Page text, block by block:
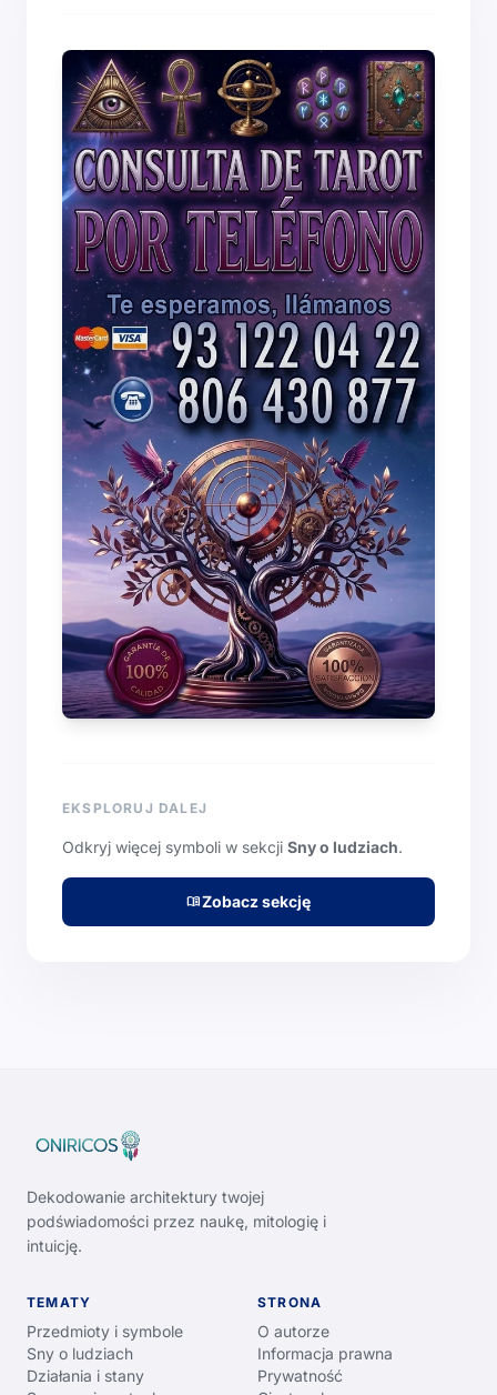
EKSPLORUJ DALEJ
Odkryj więcej symboli w sekcji Sny o ludziach.
menu_bookZobacz sekcję
Dekodowanie architektury twojej
podświadomości przez naukę, mitologię i
intuicję.
TEMATY
Przedmioty i symbole
Sny o ludziach
Działania i stany
STRONA
O autorze
Informacja prawna
Prywatność